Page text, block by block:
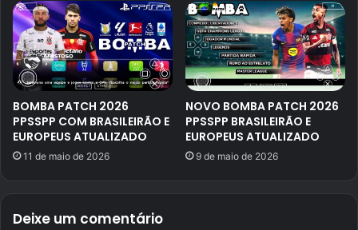
BOMBA PATCH 2026
PPSSPP COM BRASILEIRÃO E
EUROPEUS ATUALIZADO
11 de maio de 2026
NOVO BOMBA PATCH 2026
PPSSPP BRASILEIRÃO E
EUROPEUS ATUALIZADO
9 de maio de 2026
Deixe um comentário